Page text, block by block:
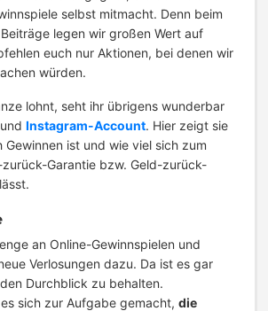
selbst mitmacht. Denn beim
legen wir großen Wert auf
euch nur Aktionen, bei denen wir
würden.
lohnt, seht ihr übrigens wunderbar
und Instagram-Account. Hier zeigt sie
Gewinnen ist und wie viel sich zum
zurück-Garantie bzw. Geld-zurück-
an Online-Gewinnspielen und
Verlosungen dazu. Da ist es gar
Durchblick zu behalten.
sich zur Aufgabe gemacht, die